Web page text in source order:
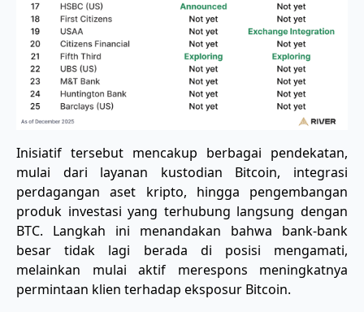
Inisiatif tersebut mencakup berbagai pendekatan,
mulai dari layanan kustodian Bitcoin, integrasi
perdagangan aset kripto, hingga pengembangan
produk investasi yang terhubung langsung dengan
BTC. Langkah ini menandakan bahwa bank-bank
besar tidak lagi berada di posisi mengamati,
melainkan mulai aktif merespons meningkatnya
permintaan klien terhadap eksposur Bitcoin.